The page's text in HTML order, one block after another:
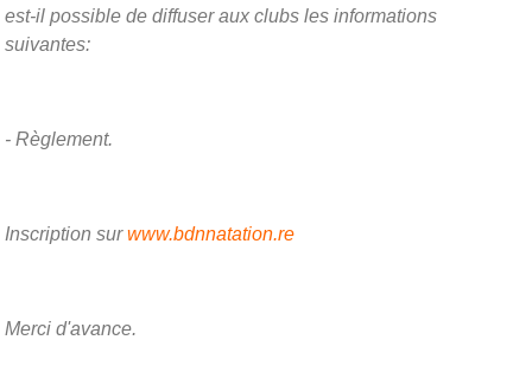
est-il possible de diffuser aux clubs les informations
suivantes:
- Règlement.
Inscription surwww.bdnnatation.re
Merci d'avance.